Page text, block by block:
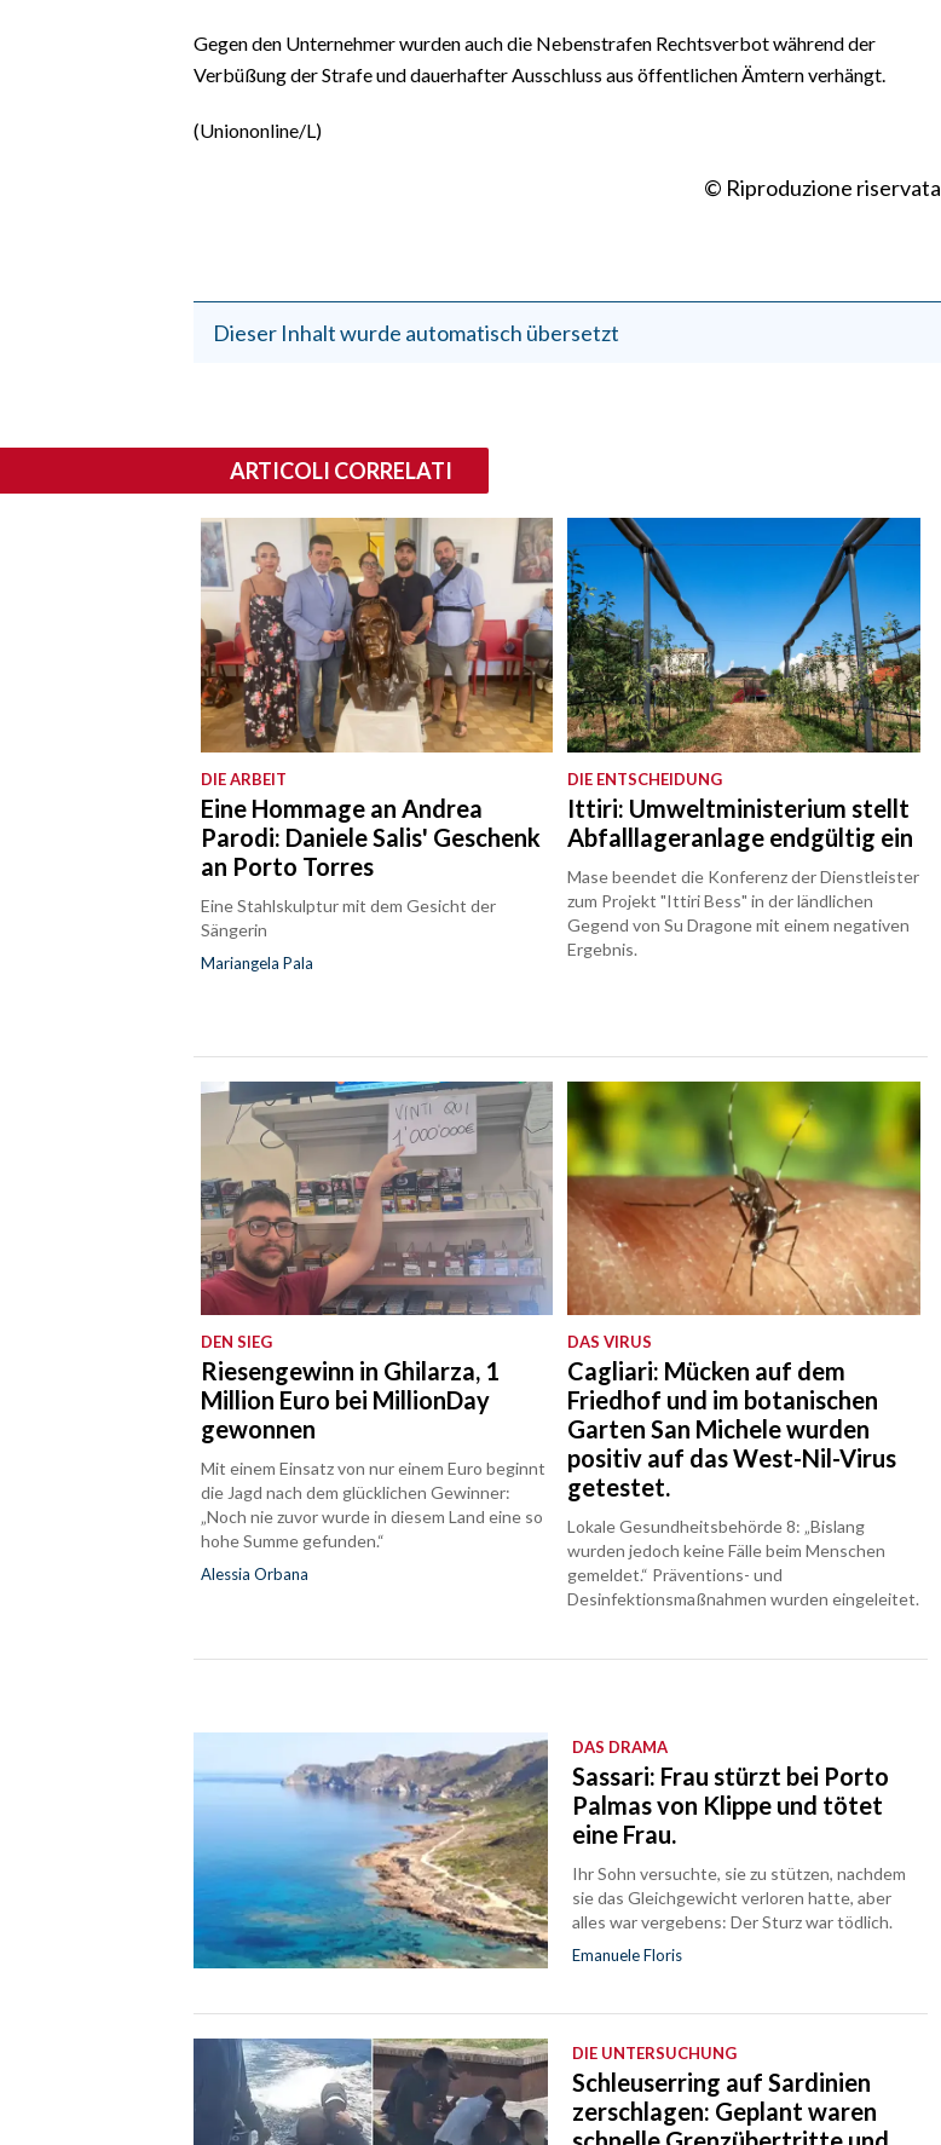
Gegen den Unternehmer wurden auch die Nebenstrafen Rechtsverbot während der
Verbüßung der Strafe und dauerhafter Ausschluss aus öffentlichen Ämtern verhängt.
(Uniononline/L)
© Riproduzione riservata
Dieser Inhalt wurde automatisch übersetzt
ARTICOLI CORRELATI
DIE ARBEIT
Eine Hommage an Andrea
Parodi: Daniele Salis' Geschenk
an Porto Torres
Eine Stahlskulptur mit dem Gesicht der
Sängerin
Mariangela Pala
DIE ENTSCHEIDUNG
Ittiri: Umweltministerium stellt
Abfalllageranlage endgültig ein
Mase beendet die Konferenz der Dienstleister
zum Projekt "Ittiri Bess" in der ländlichen
Gegend von Su Dragone mit einem negativen
Ergebnis.
DEN SIEG
Riesengewinn in Ghilarza, 1
Million Euro bei MillionDay
gewonnen
Mit einem Einsatz von nur einem Euro beginnt
die Jagd nach dem glücklichen Gewinner:
„Noch nie zuvor wurde in diesem Land eine so
hohe Summe gefunden.“
Alessia Orbana
DAS VIRUS
Cagliari: Mücken auf dem
Friedhof und im botanischen
Garten San Michele wurden
positiv auf das West-Nil-Virus
getestet.
Lokale Gesundheitsbehörde 8: „Bislang
wurden jedoch keine Fälle beim Menschen
gemeldet.“ Präventions- und
Desinfektionsmaßnahmen wurden eingeleitet.
DAS DRAMA
Sassari: Frau stürzt bei Porto
Palmas von Klippe und tötet
eine Frau.
Ihr Sohn versuchte, sie zu stützen, nachdem
sie das Gleichgewicht verloren hatte, aber
alles war vergebens: Der Sturz war tödlich.
Emanuele Floris
DIE UNTERSUCHUNG
Schleuserring auf Sardinien
zerschlagen: Geplant waren